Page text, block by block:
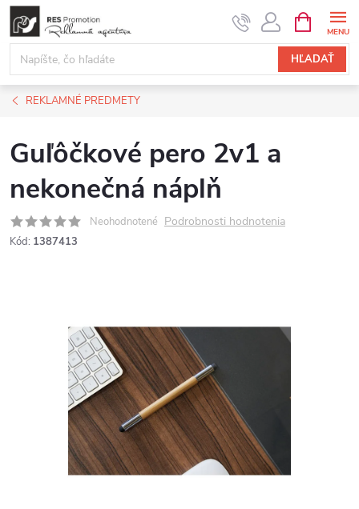
Prejsť
obsah
HĽADAŤ
KOŠÍK
REKLAMNÉ PREDMETY
Guľôčkové pero 2v1 a
nekonečná náplň
Neohodnotené Podrobnosti hodnotenia
Kód: 1387413